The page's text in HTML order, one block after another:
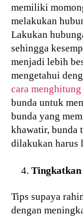
memiliki
melakukan
Lakukan
sehingga
menjadi lebih
mengetahui
cara
bunda untuk
bunda yang
khawatir, bunda
dilakukan harus
Tingkatkan
Tips supaya
dengan